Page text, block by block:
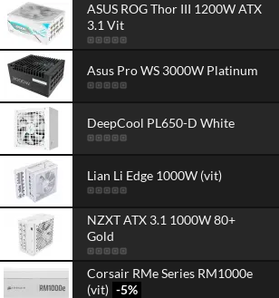
ASUS ROG Thor III 1200W ATX
3.1 Vit
Asus Pro WS 3000W Platinum
DeepCool PL650-D White
Lian Li Edge 1000W (vit)
NZXT ATX 3.1 1000W 80+
Gold
Corsair RMe Series RM1000e
(vit) -5%